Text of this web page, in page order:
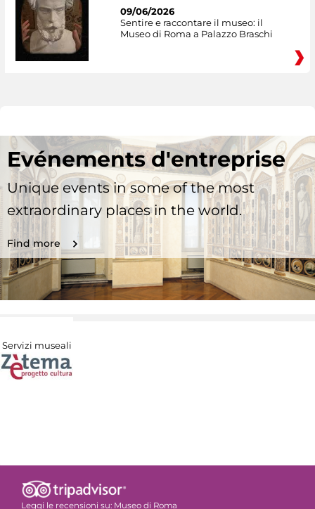
09/06/2026
Sentire e raccontare il museo: il
Museo di Roma a Palazzo Braschi
Evénements d'entreprise
Unique events in some of the most
extraordinary places in the world.
Find more
Servizi museali
Leggi le recensioni su: Museo di Roma